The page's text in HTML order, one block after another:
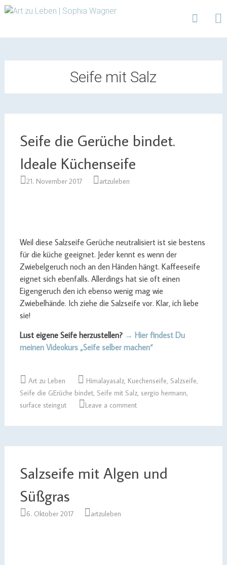
Art zu Leben | Sophia
Seife mit Salz
Seife die Gerüche bindet.
Ideale Küchenseife
21. November 2017 artzuleben
Weil diese Salzseife Gerüche neutralisiert ist sie bestens
für die küche geeignet. Jeder kennt es wenn der
Zwiebelgeruch noch an den Händen hängt. Kaffeeseife
eignet sich ebenfalls. Allerdings hat sie oft einen
Eigengeruch den ich ebenso wenig mag wie
Zwiebelhände. Ich ziehe die Salzseife vor. Klar, ich liebe
sie!
Lust eigene Seife herzustellen? → Hier findest Du
meinen Videokurs „Seife selber machen“
Art zu Leben Himalayasalz, Kuechenseife, Salzseife,
Seife die GErüche bindet, Seife mit Salz, sergio hermann,
surface steingut
Leave a comment
Salzseife mit Algen und
Süßgras
6. Oktober 2017 artzuleben